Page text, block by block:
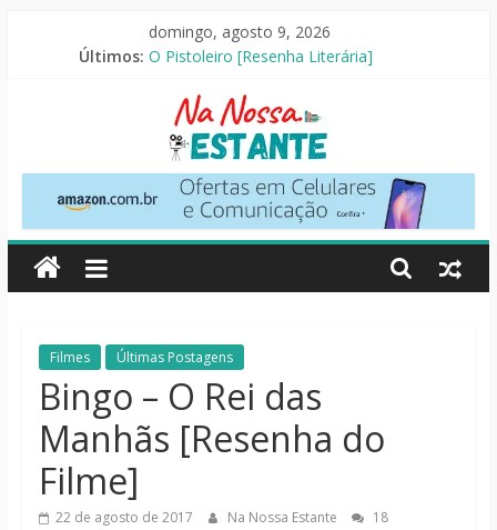
domingo, agosto 9, 2026
Últimos: O Pistoleiro [Resenha Literária]
Mestres do Universo [Crtítica]
Slow Horses – 3ª Temporada [Crítica]
Seus Amigos e Vizinhos [Crítica]
Na
Nossa
Estante
Críticas
livros,
filmes,
séries
notícias
Filmes Últimas Postagens
Bingo – O Rei das
Manhãs [Resenha do
Filme]
22 de agosto de 2017 Na Nossa Estante
18